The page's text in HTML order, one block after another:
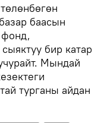
баасын
бир катар
Мындай
турганы айдан